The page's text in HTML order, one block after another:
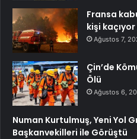
Fransa
kişi
Ağustos 7,
Çin’de
Ölü
Ağustos 6,
Numan Kurtulmuş, Yeni Yol
Başkanvekilleri ile Görüştü